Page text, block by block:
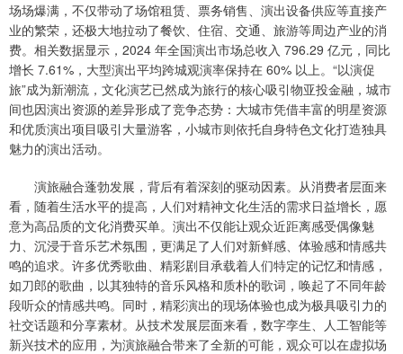
场场爆满，不仅带动了场馆租赁、票务销售、演出设备供应等直接产
业的繁荣，还极大地拉动了餐饮、住宿、交通、旅游等周边产业的消
费。相关数据显示，2024 年全国演出市场总收入 796.29 亿元，同比
增长 7.61%，大型演出平均跨城观演率保持在 60% 以上。“以演促
旅”成为新潮流，文化演艺已然成为旅行的核心吸引物亚投金融，城市
间也因演出资源的差异形成了竞争态势：大城市凭借丰富的明星资源
和优质演出项目吸引大量游客，小城市则依托自身特色文化打造独具
魅力的演出活动。
演旅融合蓬勃发展，背后有着深刻的驱动因素。从消费者层面来
看，随着生活水平的提高，人们对精神文化生活的需求日益增长，愿
意为高品质的文化消费买单。演出不仅能让观众近距离感受偶像魅
力、沉浸于音乐艺术氛围，更满足了人们对新鲜感、体验感和情感共
鸣的追求。许多优秀歌曲、精彩剧目承载着人们特定的记忆和情感，
如刀郎的歌曲，以其独特的音乐风格和质朴的歌词，唤起了不同年龄
段听众的情感共鸣。同时，精彩演出的现场体验也成为极具吸引力的
社交话题和分享素材。从技术发展层面来看，数字孪生、人工智能等
新兴技术的应用，为演旅融合带来了全新的可能，观众可以在虚拟场